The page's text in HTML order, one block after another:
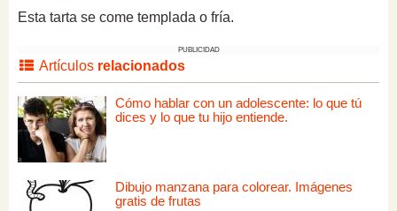
Esta tarta se come templada o fría.
PUBLICIDAD
Artículos relacionados
Cómo hablar con un adolescente: lo que tú
dices y lo que tu hijo entiende.
Dibujo manzana para colorear. Imágenes
gratis de frutas